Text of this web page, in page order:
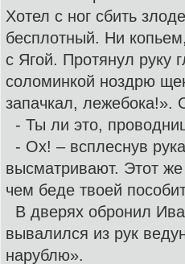
Хотел с ног сбить
бесплотный. Ни
с Ягой. Протянул руку
соломинкой ноздрю
запачкал, лежебока!».
- Ты ли это,
- Ох! – всплеснув
высматривают. Этот
чем беде твоей
В дверях обронил
вывалился из рук
нарублю».